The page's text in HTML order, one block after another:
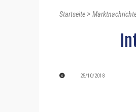
Startseite>
25/10/2018